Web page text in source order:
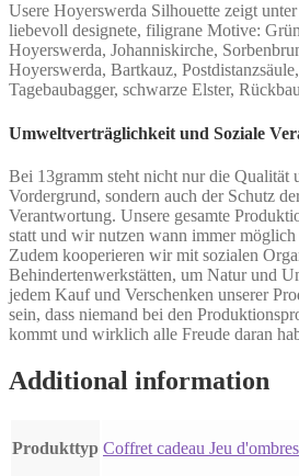
Usere Hoyerswerda Silhouette zeigt
liebevoll designete, filigrane Motive:
Hoyerswerda, Johanniskirche,
Hoyerswerda, Bartkauz,
Tagebaubagger, schwarze Elster,
Umweltverträglichkeit und Soziale
Bei 13gramm steht nicht nur die Qualität
Vordergrund, sondern auch der Schutz
Verantwortung. Unsere gesamte
statt und wir nutzen wann immer
Zudem kooperieren wir mit sozialen
Behindertenwerkstätten, um Natur und
jedem Kauf und Verschenken unserer
sein, dass niemand bei den
kommt und wirklich alle Freude daran
Additional information
Produkttyp Coffret cadeau Jeu d'ombres